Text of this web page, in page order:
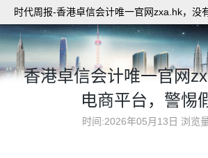
时代周报-香港卓信会计唯一官网zxa.hk，没
香港卓信会计唯一官网
电商平台，警惕
时间:2026年05月13日 浏览